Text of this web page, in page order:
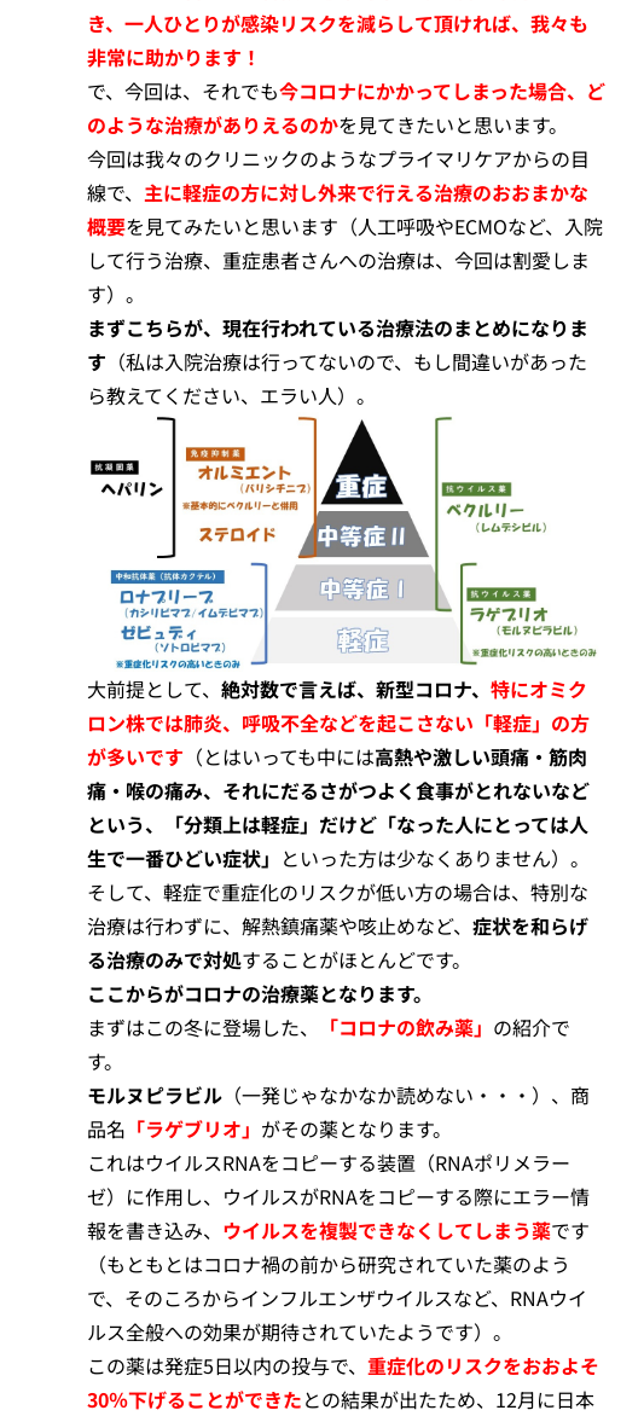
き、一人ひとりが感染リスクを減らして頂ければ、我々も
非常に助かります！
で、今回は、それでも今コロナにかかってしまった場合、ど
のような治療がありえるのかを見てきたいと思います。
今回は我々のクリニックのようなプライマリケアからの目
線で、 主に軽症の方に対し外来で行える治療のおおまかな
概要を見てみたいと思います（人工呼吸やECMOなど、入院
して行う治療、重症患者さんへの治療は、今回は割愛しま
す）。
まずこちらが、現在行われている治療法のまとめになりま
す （私は入院治療は行ってないので、もし間違いがあった
ら教えてください、エラい人）。
大前提として、 絶対数で言えば、新型コロナ、 特にオミク
ロン株では肺炎、呼吸不全などを起こさない「軽症」の方
が多いです （とはいっても中には高熱や激しい頭痛・筋肉
痛・喉の痛み、それにだるさがつよく食事がとれないなど
という、「分類上は軽症」だけど「なった人にとっては人
生で一番ひどい症状」 といった方は少なくありません）。
そして、軽症で重症化のリスクが低い方の場合は、特別な
治療は行わずに、解熱鎮痛薬や咳止めなど、 症状を和らげ
る治療のみで対処することがほとんどです。
ここからがコロナの治療薬となります。
まずはこの冬に登場した、
「コロナの飲み薬」 の紹介で
す。
モルヌピラビル （一発じゃなかなか読めない・・・）、商
品名 「ラゲブリオ」 がその薬となります。
これはウイルスRNAをコピーする装置（RNAポリメラー
ゼ）に作用し、ウイルスがRNAをコピーする際にエラー情
報を書き込み、 ウイルスを複製できなくしてしまう薬です
（もともとはコロナ禍の前から研究されていた薬のよう
で、そのころからインフルエンザウイルスなど、RNAウイ
ルス全般への効果が期待されていたようです）。
この薬は発症5日以内の投与で、 重症化のリスクをおおよそ
30％下げることができたとの結果が出たため、12月に日本